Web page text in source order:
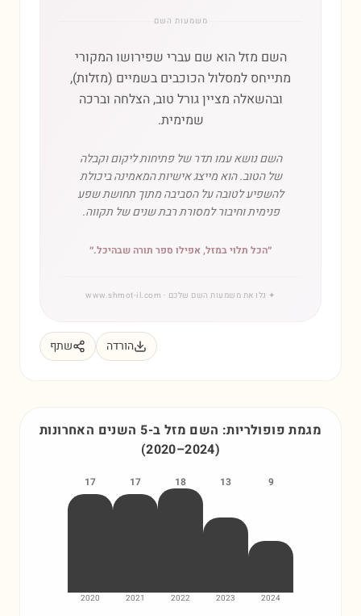
משמעות השם
השם מזל הוא שם עברי שפירושו המקורי
מתייחס למסלול הכוכבים בשמיים (מזלות),
ובהשאלה מציין גורל טוב, הצלחה וברכה
שמימית.
השם נושא עמו תדר של פתיחות ליקום וקבלה
של הטוב. הוא מייצג אישיות המאמינה ביכולת
להשפיע לטובה על הסביבה מתוך תחושת שפע
פנימית וחיבור למסורת רבת שנים של תקווה.
״הכל תלוי במזל, אפילו ספר תורה שבהיכל.״
✦ גלו את משמעות השם שלכם · www.shmot-il.com
הורדה שתף
מגמת פופולריות: השם מזל ב-5 השנים האחרונות
(2020–2024)
9
2024
13
2023
18
2022
17
2021
17
2020